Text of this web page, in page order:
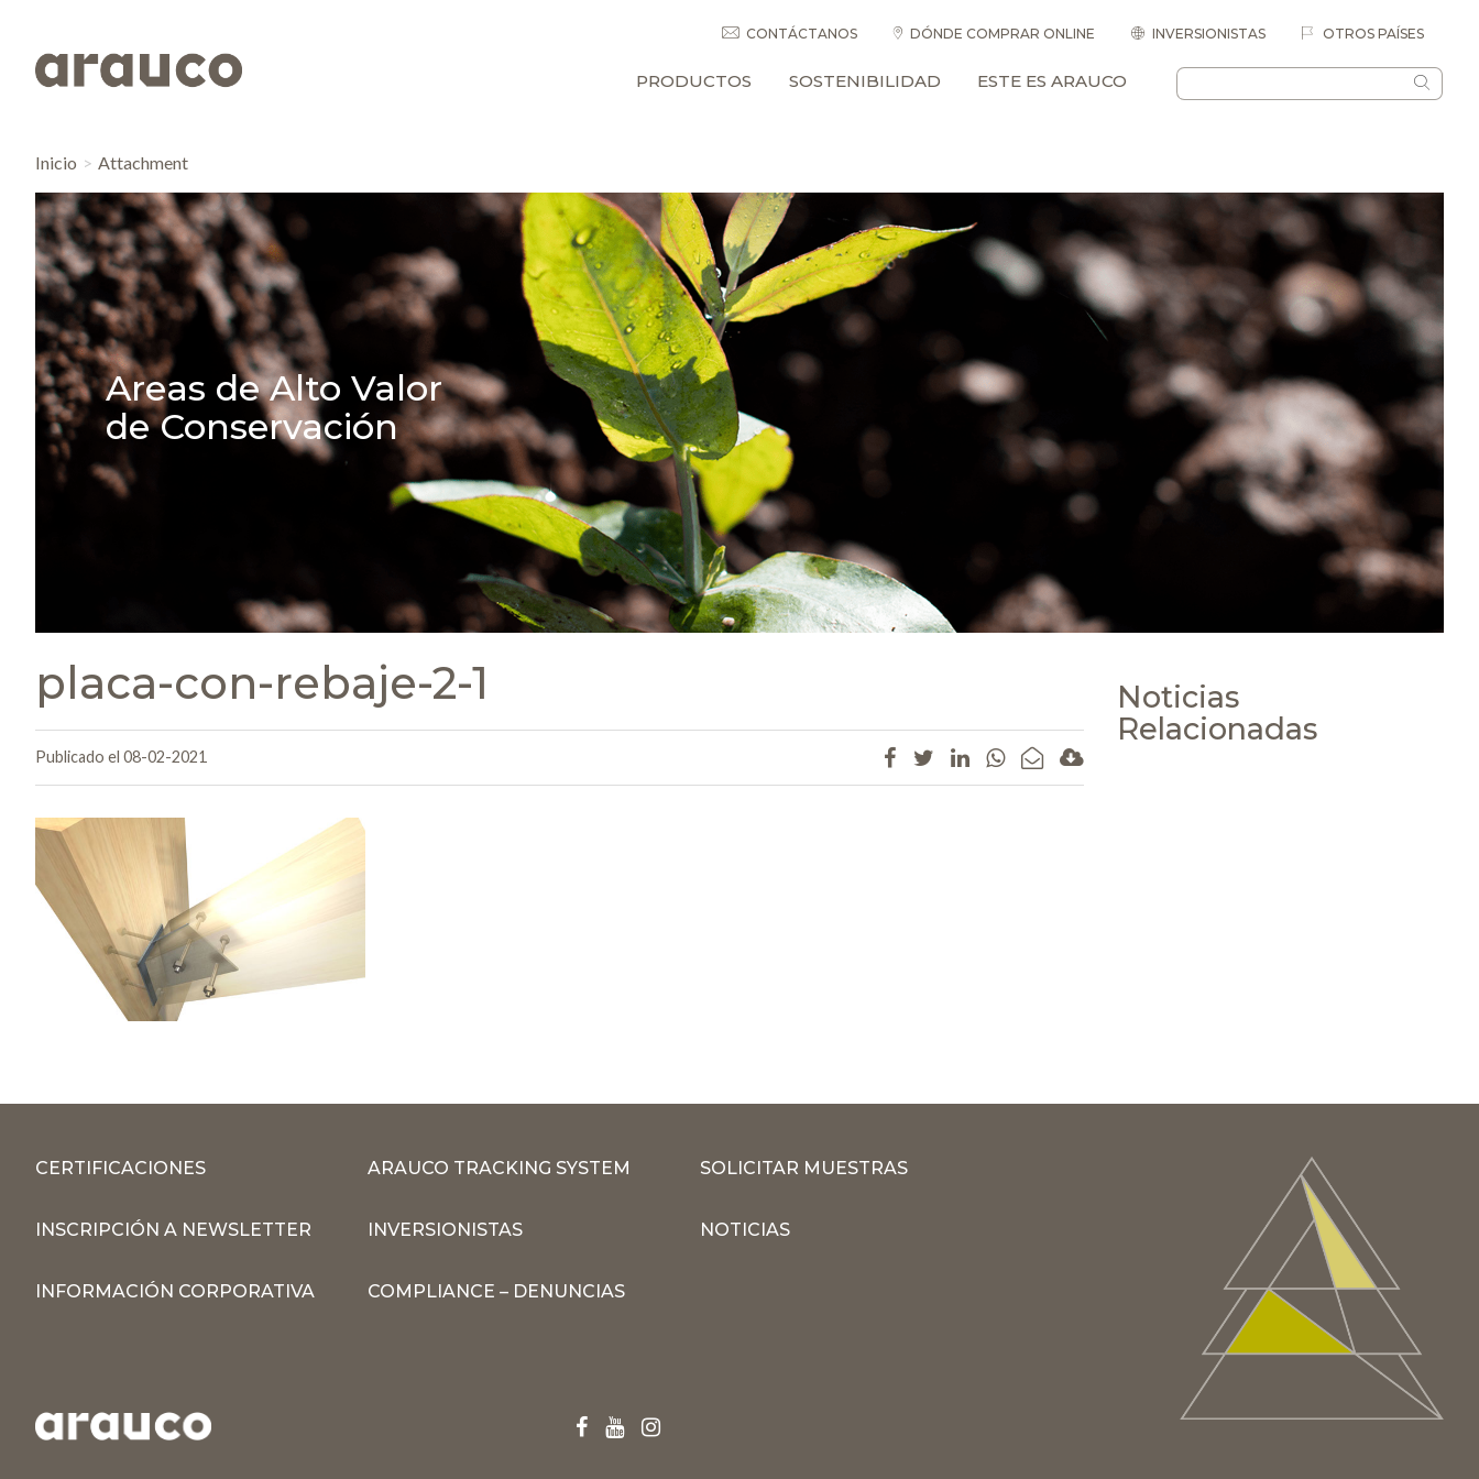
CONTÁCTANOS DÓNDE COMPRAR ONLINE INVERSIONISTAS OTROS PAÍSES
PRODUCTOS SOSTENIBILIDAD ESTE ES ARAUCO
Inicio Attachment
Areas de Alto Valor
de Conservación
placa-con-rebaje-2-1
Publicado el 08-02-2021
Noticias
Relacionadas
CERTIFICACIONES ARAUCO TRACKING SYSTEM SOLICITAR MUESTRAS
INSCRIPCIÓN A NEWSLETTER INVERSIONISTAS NOTICIAS
INFORMACIÓN CORPORATIVA COMPLIANCE – DENUNCIAS